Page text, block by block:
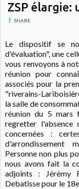
ZSP élargie:
SHARE
Le dispositif se
d'évaluation", une
vous renvoyons à
réunion pour
associés pour la
"riverains-
la salle de
réunion du 5 mars
regretter l'absence
concernées :
d'arrondissement
Personne non plus
nous avons fait la
adjoints : Jérémy
Debatisse pour le